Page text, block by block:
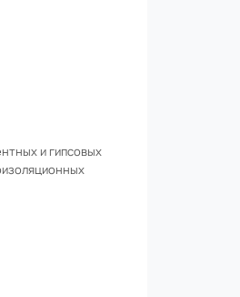
и гипсовых